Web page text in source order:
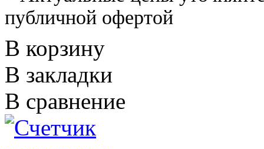
публичной офертой
В корзину
В закладки
В сравнение